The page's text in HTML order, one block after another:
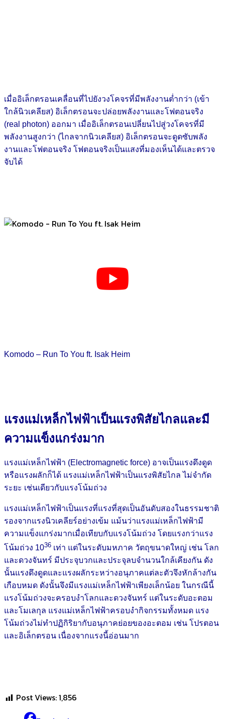
เมื่ออิเล็กตรอนเคลื่อนที่ไปยังวงโคจรที่มีพลังงานต่ำกว่า (เข้า
ใกล้นิวเคลียส) อิเล็กตรอนจะปล่อยพลังงานและโฟตอนจริง
(real photon) ออกมา เมื่ออิเล็กตรอนเปลี่ยนไปสู่วงโคจรที่มี
พลังงานสูงกว่า (ไกลจากนิวเคลียส) อิเล็กตรอนจะดูดซับพลัง
งานและโฟตอนจริง โฟตอนจริงเป็นแสงที่มองเห็นได้และตรวจ
จับได้
Komodo – Run To You ft. Isak Heim
แรงแม่เหล็กไฟฟ้าเป็นแรงพิสัยไกลและมี
ความแข็งแกร่งมาก
แรงแม่เหล็กไฟฟ้า (Electromagnetic force) อาจเป็นแรงดึงดูด
หรือแรงผลักก็ได้ แรงแม่เหล็กไฟฟ้าเป็นแรงพิสัยไกล ไม่จำกัด
ระยะ เช่นเดียวกับแรงโน้มถ่วง
แรงแม่เหล็กไฟฟ้าเป็นแรงที่แรงที่สุดเป็นอันดับสองในธรรมชาติ
รองจากแรงนิวเคลียร์อย่างเข้ม แม้นว่าแรงแม่เหล็กไฟฟ้ามี
ความแข็งแกร่งมากเมื่อเทียบกับแรงโน้มถ่วง โดยแรงกว่าแรง
โน้มถ่วง 1036 เท่า แต่ในระดับมหภาค วัตถุขนาดใหญ่ เช่น โลก
และดวงจันทร์ มีประจุบวกและประจุลบจำนวนใกล้เคียงกัน ดัง
นั้นแรงดึงดูดและแรงผลักระหว่างอนุภาคแต่ละตัวจึงหักล้างกัน
เกือบหมด ดังนั้นจึงมีแรงแม่เหล็กไฟฟ้าเพียงเล็กน้อย ในกรณีนี้
แรงโน้มถ่วงจะครอบงำโลกและดวงจันทร์ แต่ในระดับอะตอม
และโมเลกุล แรงแม่เหล็กไฟฟ้าครอบงำกิจกรรมทั้งหมด แรง
โน้มถ่วงไม่ทำปฏิกิริยากับอนุภาคย่อยของอะตอม เช่น โปรตอน
และอิเล็กตรอน เนื่องจากแรงนี้อ่อนมาก
Post Views:1,856